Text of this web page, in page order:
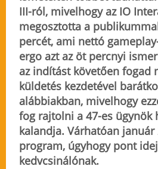
III-ról, mivelhogy az IO
megosztotta a
percét, ami nettó
ergo azt az öt percnyi
az indítást követően fogad
küldetés kezdetével
alábbiakban, mivelhogy
fog rajtolni a 47-es ügynök
kalandja. Várhatóan
program, úgyhogy pont
kedvcsinálónak.